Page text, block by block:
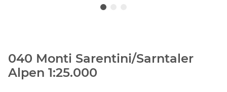
040 Monti Sarentini/Sarntaler
Alpen 1:25.000